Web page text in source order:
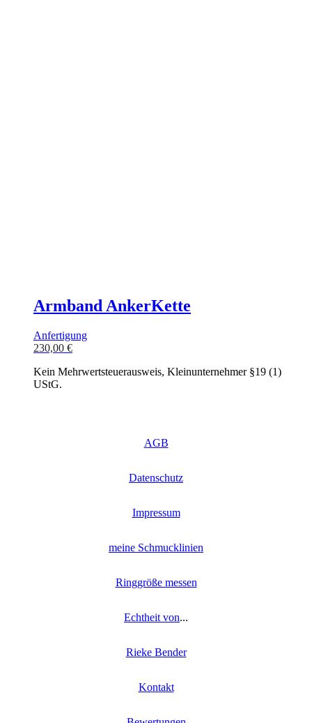
Armband AnkerKette
Anfertigung
230,00 €
Kein Mehrwertsteuerausweis, Kleinunternehmer §19 (1)
UStG.
AGB
Datenschutz
Impressum
meine Schmucklinien
Ringgröße messen
Echtheit von...
Rieke Bender
Kontakt